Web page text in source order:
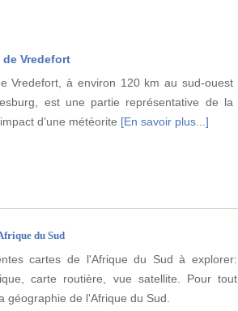
de Vredefort
Vredefort, à environ 120 km au sud-ouest
est une partie représentative de la
d’une météorite [En savoir plus...]
du Sud
cartes de l'Afrique du Sud à explorer:
carte routière, vue satellite. Pour tout
géographie de l'Afrique du Sud.